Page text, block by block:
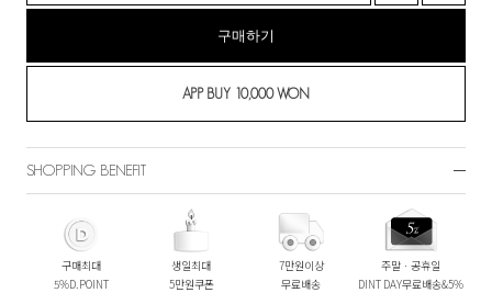
구매하기
SHOPPING BENEFIT
구매최대
5%D.POINT
생일최대
5만원쿠폰
7만원이상
무료배송
주말ㆍ공휴일
DINT DAY무료배송&5%